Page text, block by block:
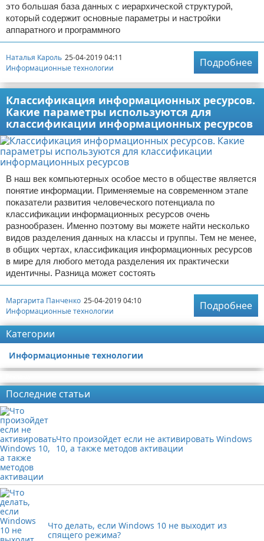
это большая база данных с иерархической структурой,
который содержит основные параметры и настройки
аппаратного и программного
Наталья Кароль 25-04-2019 04:11
Информационные технологии
Подробнее
Классификация информационных ресурсов.
Какие параметры используются для
классификации информационных ресурсов
В наш век компьютерных особое место в обществе является
понятие информации. Применяемые на современном этапе
показатели развития человеческого потенциала по
классификации информационных ресурсов очень
разнообразен. Именно поэтому вы можете найти несколько
видов разделения данных на классы и группы. Тем не менее,
в общих чертах, классификация информационных ресурсов
в мире для любого метода разделения их практически
идентичны. Разница может состоять
Маргарита Панченко 25-04-2019 04:10
Информационные технологии
Подробнее
Категории
Информационные технологии
Последние статьи
Что произойдет если не активировать Windows
10, а также методов активации
Что делать, если Windows 10 не выходит из
спящего режима?